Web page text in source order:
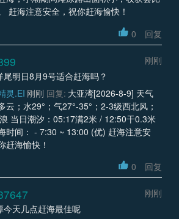
赶海注意安全，祝你赶海愉快！
0 回复
刚刚
尾明日8月9号适合赶海吗？
灵.EI 刚刚 回复: 大亚湾[2026-8-9] 天气
云；水29°；气27°-35°；2-3级西北风；
当日潮汐：05:17满2米 / 12:50干0.3米
时间： - 7:30 ~ 13:00 (优) 赶海注意安
赶海愉快！
0 回复
刚刚
今天几点赶海最佳呢